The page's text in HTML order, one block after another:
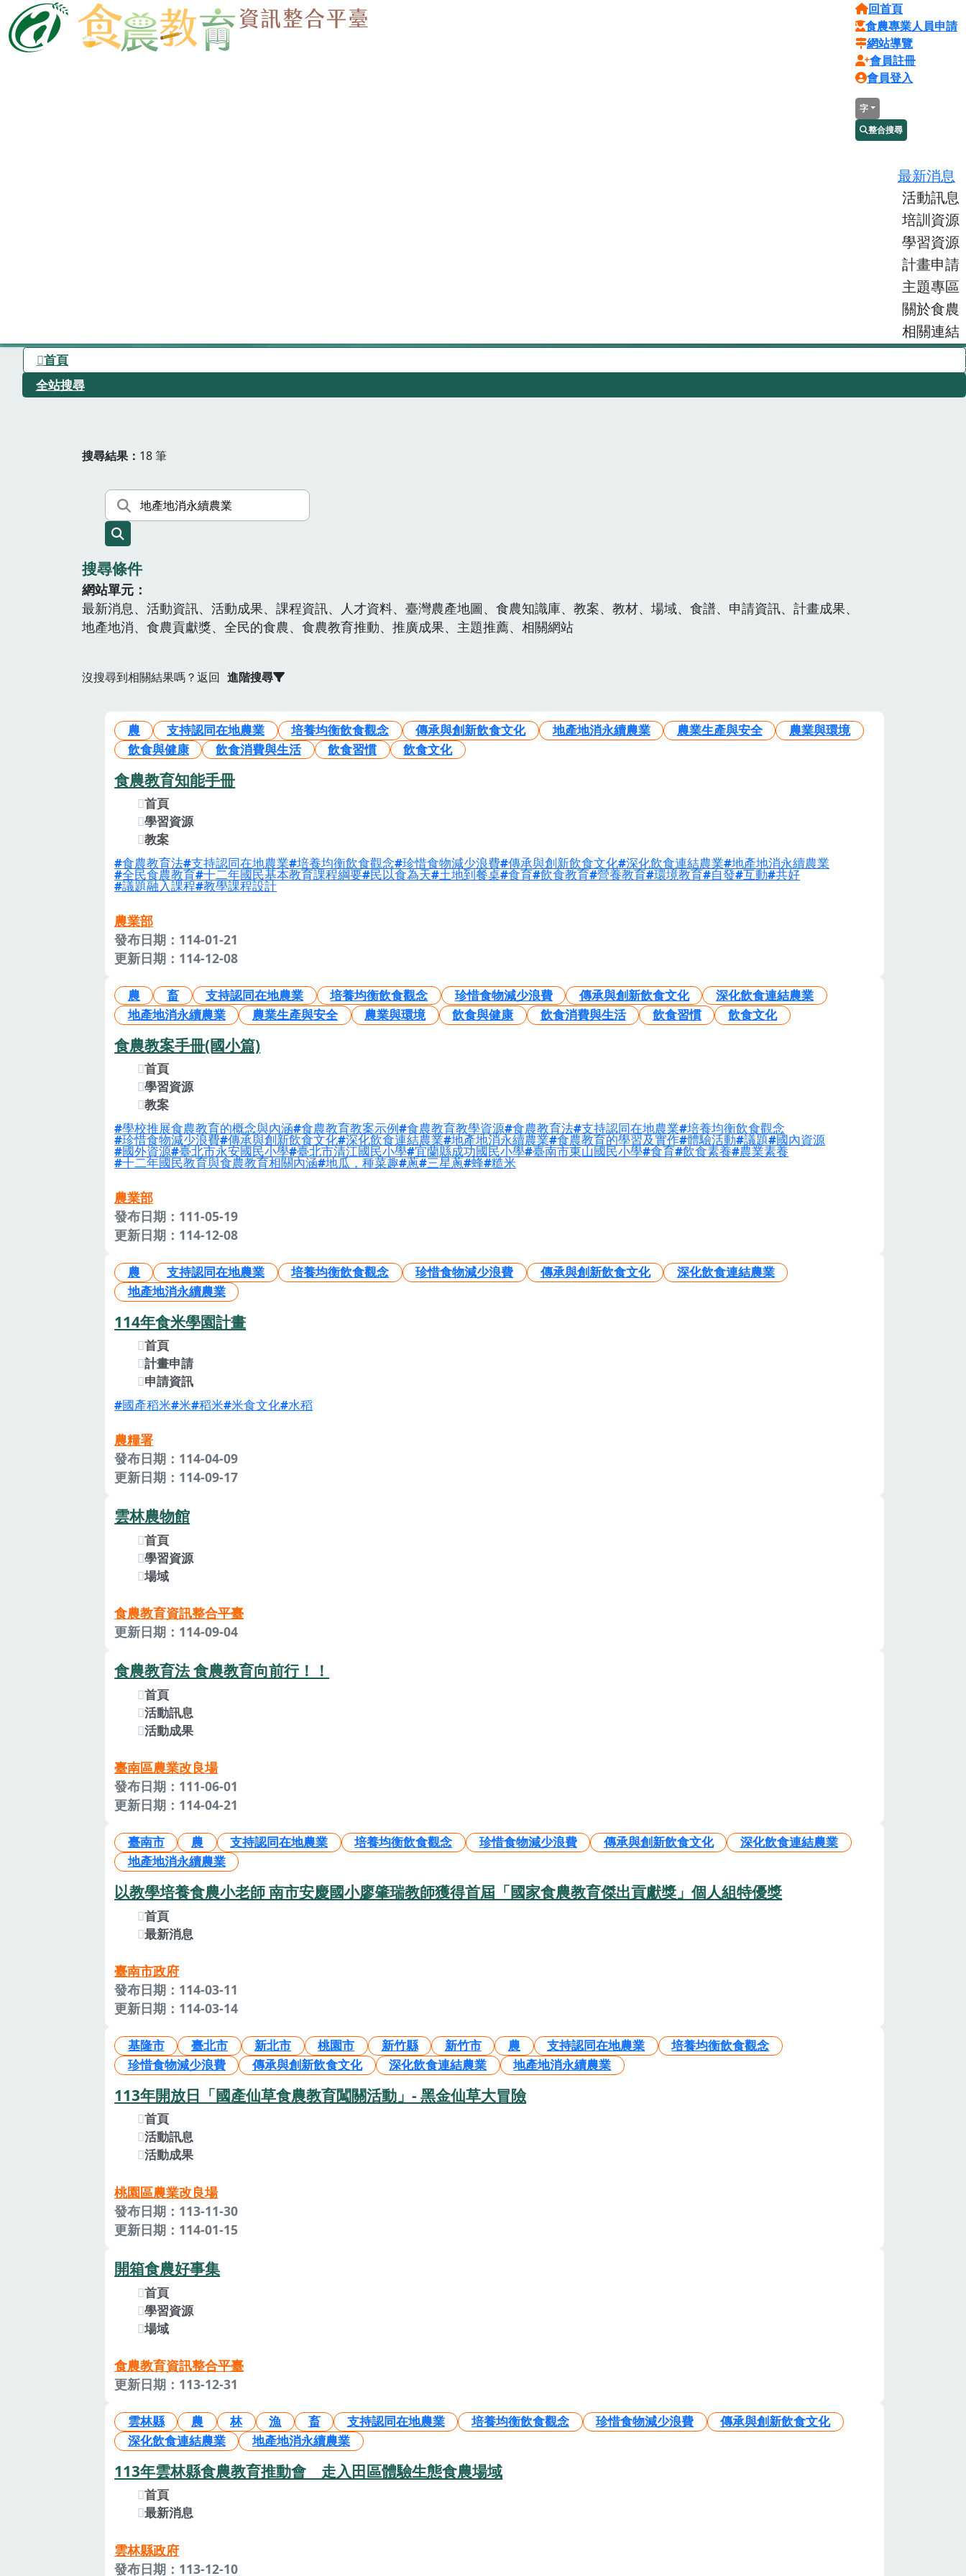
回首頁
食農專業人員申請
網站導覽
會員註冊
會員登入
字
整合搜尋
最新消息
活動訊息
培訓資源
學習資源
計畫申請
主題專區
關於食農
相關連結
首頁
全站搜尋
搜尋結果 18 筆
搜尋條件
網站單元
最新消息、活動資訊、活動成果、課程資訊、人才資料、臺灣農產地圖、食農知識庫、教案、教材、場域、食譜、申請資訊、計畫成果、
地產地消、食農貢獻獎、全民的食農、食農教育推動、推廣成果、主題推薦、相關網站
沒搜尋到相關結果嗎？返回 進階搜尋
農 支持認同在地農業 培養均衡飲食觀念 傳承與創新飲食文化 地產地消永續農業 農業生產與安全
農業與環境
飲食與健康
飲食消費與生活 飲食習慣 飲食文化
食農教育知能手冊
首頁
學習資源
教案
食農教育法 支持認同在地農業 培養均衡飲食觀念 珍惜食物減少浪費 傳承與創新飲食文化 深化飲食連結農業 地產地消永續農業
全民食農教育 十二年國民基本教育課程綱要 民以食為天 土地到餐桌 食育 飲食教育 營養教育 環境教育 自發 互動 共好
議題融入課程 教學課程設計
農業部
發布日期：114-01-21
更新日期：114-12-08
農 畜 支持認同在地農業 培養均衡飲食觀念 珍惜食物減少浪費 傳承與創新飲食文化
深化飲食連結農業
地產地消永續農業
農業生產與安全 農業與環境 飲食與健康 飲食消費與生活 飲食習慣 飲食文化
食農教案手冊(國小篇)
首頁
學習資源
教案
學校推展食農教育的概念與內涵 食農教育教案示例 食農教育教學資源 食農教育法 支持認同在地農業 培養均衡飲食觀念
珍惜食物減少浪費 傳承與創新飲食文化 深化飲食連結農業 地產地消永續農業 食農教育的學習及實作 體驗活動 議題 國內資源
國外資源 臺北市永安國民小學 臺北市清江國民小學 宜蘭縣成功國民小學 臺南市東山國民小學 食育 飲食素養 農業素養
十二年國民教育與食農教育相關內涵 地瓜，種菜趣 蔥 三星蔥 蜂 糙米
農業部
發布日期：111-05-19
更新日期：114-12-08
農 支持認同在地農業 培養均衡飲食觀念 珍惜食物減少浪費 傳承與創新飲食文化
深化飲食連結農業
地產地消永續農業
114年食米學園計畫
首頁
計畫申請
申請資訊
國產稻米 米 稻米 米食文化 水稻
農糧署
發布日期：114-04-09
更新日期：114-09-17
雲林農物館
首頁
學習資源
場域
食農教育資訊整合平臺
更新日期：114-09-04
食農教育法 食農教育向前行！！
首頁
活動訊息
活動成果
臺南區農業改良場
發布日期：111-06-01
更新日期：114-04-21
臺南市 農 支持認同在地農業 培養均衡飲食觀念 珍惜食物減少浪費 傳承與創新飲食文化
深化飲食連結農業
地產地消永續農業
以教學培養食農小老師 南市安慶國小廖肇瑞教師獲得首屆「國家食農教育傑出貢獻獎」個人組特優獎
首頁
最新消息
臺南市政府
發布日期：114-03-11
更新日期：114-03-14
基隆市 臺北市 新北市 桃園市 新竹縣 新竹市 農 支持認同在地農業
培養均衡飲食觀念
珍惜食物減少浪費
傳承與創新飲食文化 深化飲食連結農業 地產地消永續農業
113年開放日「國產仙草食農教育闖關活動」- 黑金仙草大冒險
首頁
活動訊息
活動成果
桃園區農業改良場
發布日期：113-11-30
更新日期：114-01-15
開箱食農好事集
首頁
學習資源
場域
食農教育資訊整合平臺
更新日期：113-12-31
雲林縣 農 林 漁 畜 支持認同在地農業 培養均衡飲食觀念 珍惜食物減少浪費
傳承與創新飲食文化
深化飲食連結農業
地產地消永續農業
113年雲林縣食農教育推動會 走入田區體驗生態食農場域
首頁
最新消息
雲林縣政府
發布日期：113-12-10